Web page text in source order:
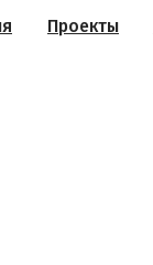
Проекты